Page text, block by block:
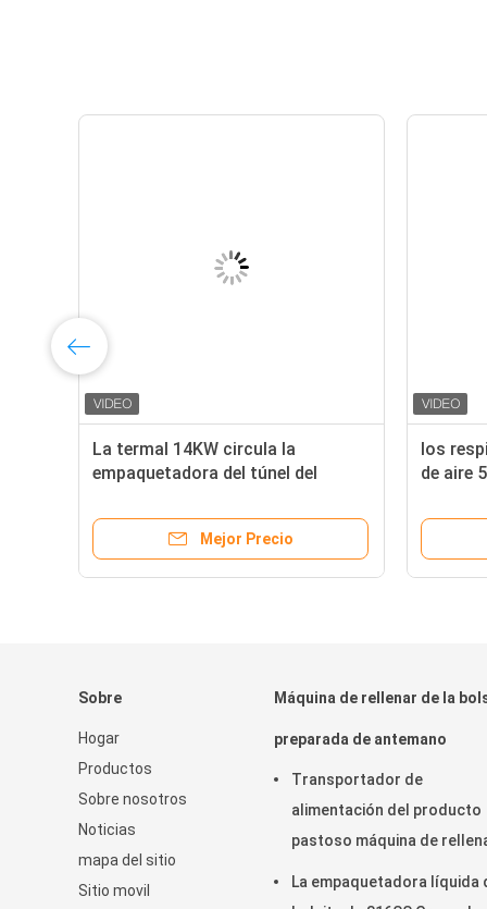
La termal 14KW circula la
empaquetadora del túnel del
túnel del encogimiento 640kg
Mejor Precio
los
de aire
Sobre
Hogar
Productos
Sobre nosotros
Noticias
mapa del sitio
Sitio movil
Máquina de rellenar de la
preparada de antemano
Transportador de
alimentación del producto
pastoso máquina de
La empaquetadora líquida